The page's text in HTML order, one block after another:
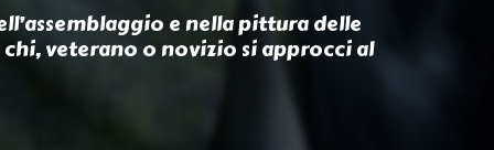
e nella pittura delle
veterano o novizio si approcci al